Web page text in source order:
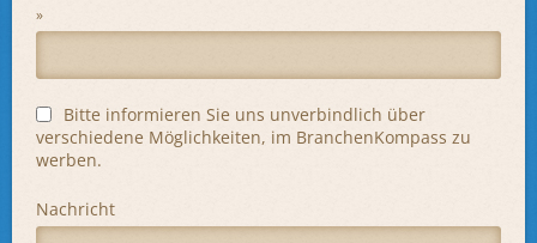
Bitte informieren Sie uns unverbindlich über
verschiedene Möglichkeiten, im BranchenKompass zu
werben.
Nachricht